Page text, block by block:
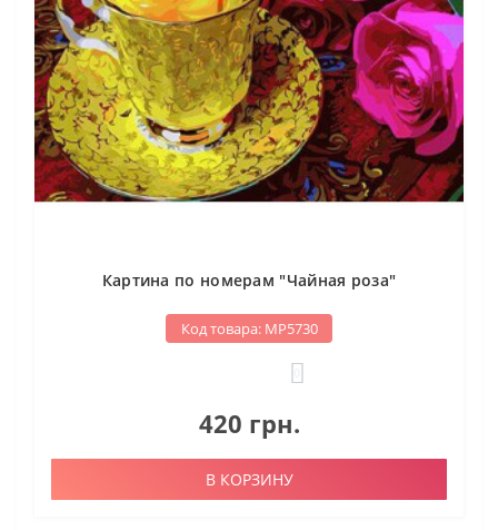
Картина по номерам "Чайная роза"
Код товара: МР5730
420 грн.
В КОРЗИНУ